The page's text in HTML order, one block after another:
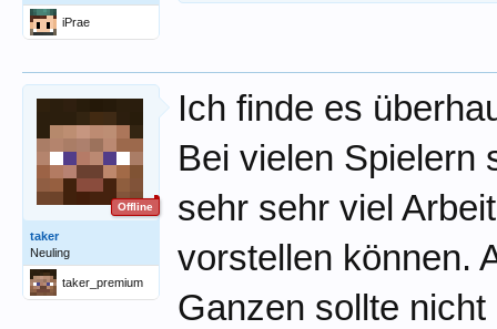
iPrae
Offline
taker
Neuling
taker_premium
Ich finde es
Bei vielen Spielern
sehr sehr viel
vorstellen können.
Ganzen sollte